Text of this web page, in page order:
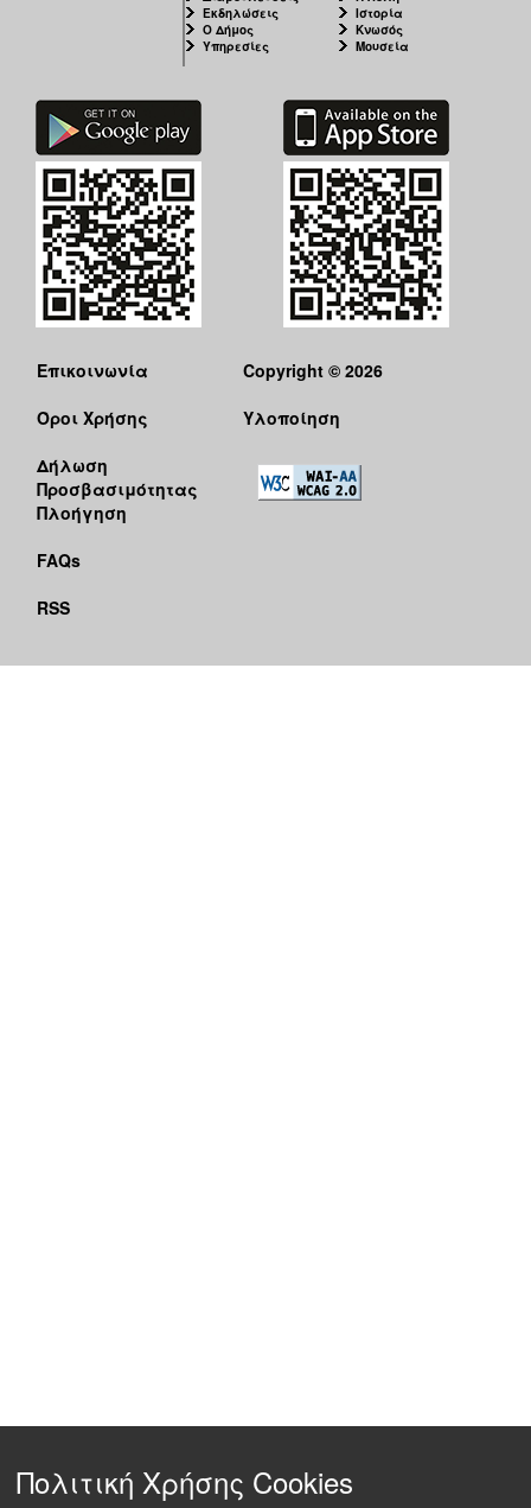
Εκδηλώσεις
Ο Δήμος
Υπηρεσίες
Ιστορία
Κνωσός
Μουσεία
Επικοινωνία
Όροι Χρήσης
Δήλωση
Προσβασιμότητας
Πλοήγηση
FAQs
RSS
Copyright © 2026
Υλοποίηση
Πολιτική Χρήσης Cookies